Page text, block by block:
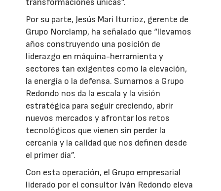
transformaciones únicas”.
Por su parte, Jesús Mari Iturrioz, gerente de
Grupo Norclamp, ha señalado que “llevamos
años construyendo una posición de
liderazgo en máquina-herramienta y
sectores tan exigentes como la elevación,
la energía o la defensa. Sumarnos a Grupo
Redondo nos da la escala y la visión
estratégica para seguir creciendo, abrir
nuevos mercados y afrontar los retos
tecnológicos que vienen sin perder la
cercanía y la calidad que nos definen desde
el primer día”.
Con esta operación, el Grupo empresarial
liderado por el consultor Iván Redondo eleva